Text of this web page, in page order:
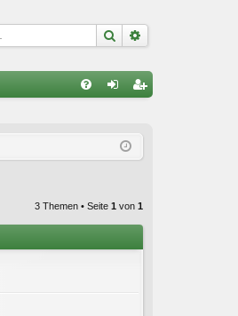
Suche
ist
3 Themen • Seite 1 von 1